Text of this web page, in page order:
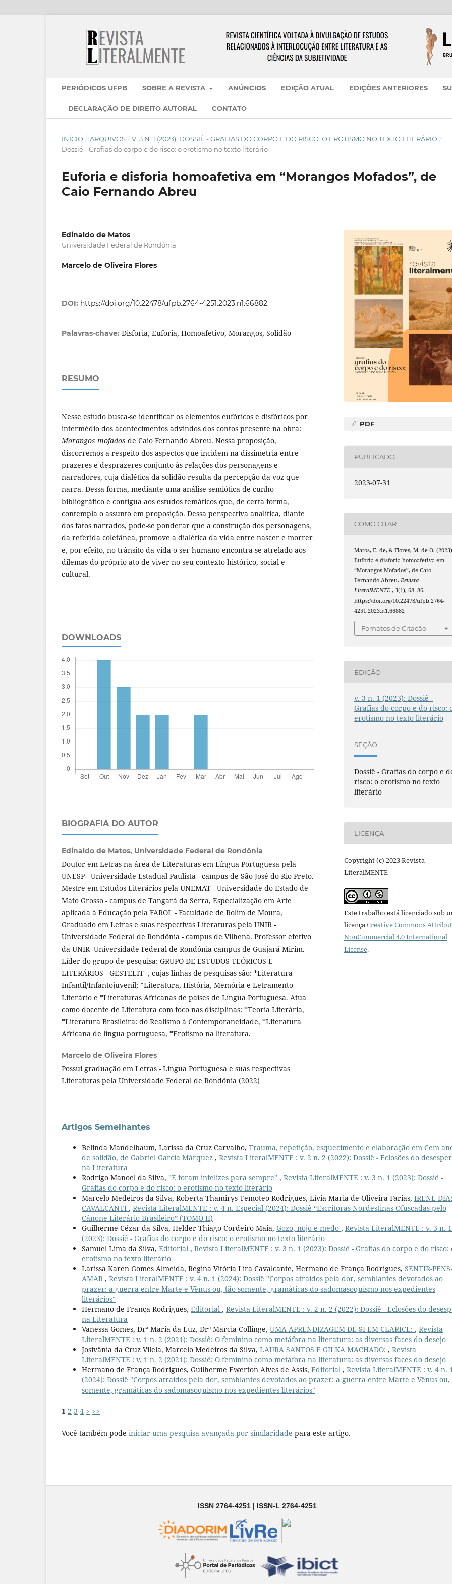
PERIÓDICOS UFPB SOBRE A REVISTA ANÚNCIOS EDIÇÃO ATUAL EDIÇÕES ANTERIORES
DECLARAÇÃO DE DIREITO AUTORAL CONTATO
INÍCIO / ARQUIVOS / V. 3 N. 1 (2023): DOSSIÊ - GRAFIAS DO CORPO E DO RISCO: O EROTISMO NO TEXTO LITERÁRIO /
Dossiê - Grafias do corpo e do risco: o erotismo no texto literário
Euforia e disforia homoafetiva em “Morangos Mofados”, de
Caio Fernando Abreu
Edinaldo de Matos
Universidade Federal de Rondônia
Marcelo de Oliveira Flores
DOI: https://doi.org/10.22478/ufpb.2764-4251.2023.n1.66882
Palavras-chave: Disforia, Euforia, Homoafetivo, Morangos, Solidão
RESUMO
Nesse estudo busca-se identificar os elementos eufóricos e disfóricos por
intermédio dos acontecimentos advindos dos contos presente na obra:
Morangos mofados de Caio Fernando Abreu. Nessa proposição,
discorremos a respeito dos aspectos que incidem na dissimetria entre
prazeres e desprazeres conjunto às relações dos personagens e
narradores, cuja dialética da solidão resulta da percepção da voz que
narra. Dessa forma, mediante uma análise semiótica de cunho
bibliográfico e contígua aos estudos temáticos que, de certa forma,
contempla o assunto em proposição. Dessa perspectiva analítica, diante
dos fatos narrados, pode-se ponderar que a construção dos personagens,
da referida coletânea, promove a dialética da vida entre nascer e morrer
e, por efeito, no trânsito da vida o ser humano encontra-se atrelado aos
dilemas do próprio ato de viver no seu contexto histórico, social e
cultural.
DOWNLOADS
BIOGRAFIA DO AUTOR
Edinaldo de Matos, Universidade Federal de Rondônia
Doutor em Letras na área de Literaturas em Língua Portuguesa pela
UNESP - Universidade Estadual Paulista - campus de São José do Rio Preto.
Mestre em Estudos Literários pela UNEMAT - Universidade do Estado de
Mato Grosso - campus de Tangará da Serra, Especialização em Arte
aplicada à Educação pela FAROL - Faculdade de Rolim de Moura,
Graduado em Letras e suas respectivas Literaturas pela UNIR -
Universidade Federal de Rondônia - campus de Vilhena. Professor efetivo
da UNIR- Universidade Federal de Rondônia campus de Guajará-Mirim.
Líder do grupo de pesquisa: GRUPO DE ESTUDOS TEÓRICOS E
LITERÁRIOS - GESTELIT -, cujas linhas de pesquisas são: *Literatura
Infantil/Infantojuvenil; *Literatura, História, Memória e Letramento
Literário e *Literaturas Africanas de países de Língua Portuguesa. Atua
como docente de Literatura com foco nas disciplinas: *Teoria Literária,
*Literatura Brasileira: do Realismo à Contemporaneidade, *Literatura
Africana de língua portuguesa, *Erotismo na literatura.
Marcelo de Oliveira Flores
Possui graduação em Letras - Língua Portuguesa e suas respectivas
Literaturas pela Universidade Federal de Rondônia (2022)
PDF
PUBLICADO
2023-07-31
COMO CITAR
Matos, E. de, & Flores, M. de O.
Euforia e disforia homoafetiva em
“Morangos Mofados”, de Caio
Fernando Abreu.Revista
LiteralMENTE,3(1), 68–86.
https://doi.org/10.22478/ufpb.2764-
4251.2023.n1.66882
Fomatos de Citação
EDIÇÃO
v. 3 n. 1 (2023): Dossiê -
Grafias do corpo e do risco:
erotismo no texto literário
SEÇÃO
Dossiê - Grafias do corpo e
risco: o erotismo no texto
literário
LICENÇA
Copyright (c) 2023 Revista
LiteralMENTE
Este trabalho está licenciado sob
licençaCreative Commons
NonCommercial 4.0 International
License.
Artigos Semelhantes
Belinda Mandelbaum, Larissa da Cruz Carvalho, Trauma, repetição, esquecimento e elaboração em Cem
de solidão, de Gabriel García Márquez , Revista LiteralMENTE : v. 2 n. 2 (2022): Dossiê - Eclosões do
na Literatura
Rodrigo Manoel da Silva, "E foram infelizes para sempre" , Revista LiteralMENTE : v. 3 n. 1 (2023): Dossiê -
Grafias do corpo e do risco: o erotismo no texto literário
Marcelo Medeiros da Silva, Roberta Thamirys Temoteo Rodrigues, Lívia Maria de Oliveira Farias, IRENE
CAVALCANTI , Revista LiteralMENTE : v. 4 n. Especial (2024): Dossiê “Escritoras Nordestinas Ofuscadas pelo
Cânone Literário Brasileiro” (TOMO II)
Guilherme Cézar da Silva, Helder Thiago Cordeiro Maia, Gozo, nojo e medo , Revista LiteralMENTE : v. 3 n. 1
(2023): Dossiê - Grafias do corpo e do risco: o erotismo no texto literário
Samuel Lima da Silva, Editorial , Revista LiteralMENTE : v. 3 n. 1 (2023): Dossiê - Grafias do corpo e do risco:
erotismo no texto literário
Larissa Karen Gomes Almeida, Regina Vitória Lira Cavalcante, Hermano de França Rodrigues, SENTIR-
AMAR, Revista LiteralMENTE : v. 4 n. 1 (2024): Dossiê "Corpos atraídos pela dor, semblantes devotados ao
prazer: a guerra entre Marte e Vênus ou, tão somente, gramáticas do sadomasoquismo nos expedientes
literários"
Hermano de França Rodrigues, Editorial , Revista LiteralMENTE : v. 2 n. 2 (2022): Dossiê - Eclosões do
na Literatura
Vanessa Gomes, Drª Maria da Luz, Drª Marcia Collinge, UMA APRENDIZAGEM DE SI EM CLARICE: , Revista
LiteralMENTE : v. 1 n. 2 (2021): Dossiê: O feminino como metáfora na literatura: as diversas faces do desejo
Josivânia da Cruz Vilela, Marcelo Medeiros da Silva, LAURA SANTOS E GILKA MACHADO: , Revista
LiteralMENTE : v. 1 n. 2 (2021): Dossiê: O feminino como metáfora na literatura: as diversas faces do desejo
Hermano de França Rodrigues, Guilherme Ewerton Alves de Assis, Editorial , Revista LiteralMENTE : v. 4 n.
(2024): Dossiê "Corpos atraídos pela dor, semblantes devotados ao prazer: a guerra entre Marte e Vênus ou,
somente, gramáticas do sadomasoquismo nos expedientes literários"
1 2 3 4 > >>
Você também pode iniciar uma pesquisa avançada por similaridade para este artigo.
ISSN 2764-4251 | ISSN-L 2764-4251